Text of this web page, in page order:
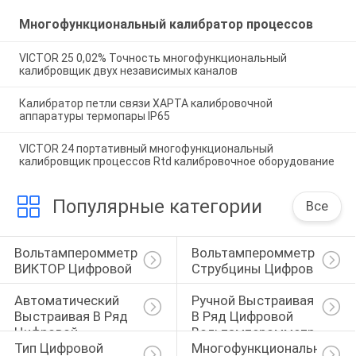
Многофункциональный калибратор процессов
VICTOR 25 0,02% Точность многофункциональный
калибровщик двух независимых каналов
Калибратор петли связи ХАРТА калибровочной
аппаратуры термопары IP65
VICTOR 24 портативный многофункциональный
калибровщик процессов Rtd калибровочное оборудование
Популярные категории Все
Вольтамперомметр
ВИКТОР Цифровой
Вольтамперомметр
Струбцины Цифров
Автоматический
Выстраивая В Ряд
Цифровой
Вольтамперомметр
Ручной Выстраивая
В Ряд Цифровой
Вольтамперомметр
Тип Цифровой
Многофункциональный